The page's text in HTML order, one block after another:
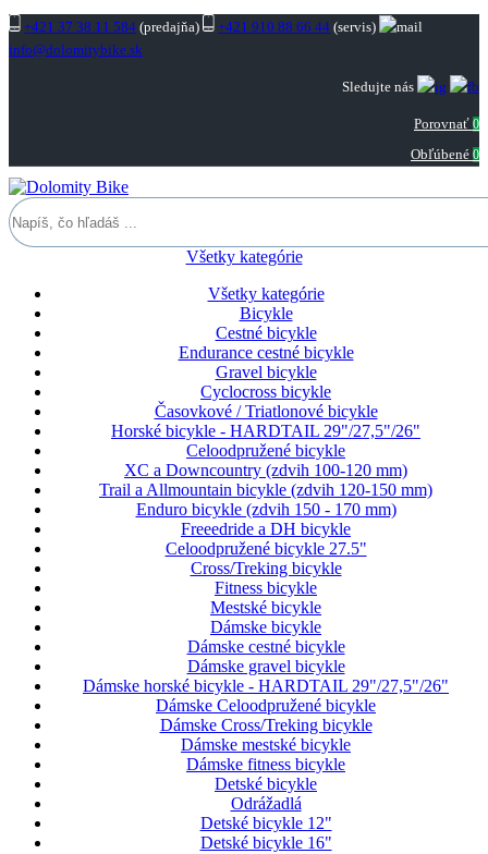
+421 37 38 11 584 (predajňa) +421 910 88 66 44 (servis)
info@dolomitybike.sk
Sledujte nás
Porovnať 0
Obľúbené 0
Všetky kategórie
Všetky kategórie
Bicykle
Cestné bicykle
Endurance cestné bicykle
Gravel bicykle
Cyclocross bicykle
Časovkové / Triatlonové bicykle
Horské bicykle - HARDTAIL 29"/27,5"/26"
Celoodpružené bicykle
XC a Downcountry (zdvih 100-120 mm)
Trail a Allmountain bicykle (zdvih 120-150 mm)
Enduro bicykle (zdvih 150 - 170 mm)
Freeedride a DH bicykle
Celoodpružené bicykle 27.5"
Cross/Treking bicykle
Fitness bicykle
Mestské bicykle
Dámske bicykle
Dámske cestné bicykle
Dámske gravel bicykle
Dámske horské bicykle - HARDTAIL 29"/27,5"/26"
Dámske Celoodpružené bicykle
Dámske Cross/Treking bicykle
Dámske mestské bicykle
Dámske fitness bicykle
Detské bicykle
Odrážadlá
Detské bicykle 12"
Detské bicykle 16"